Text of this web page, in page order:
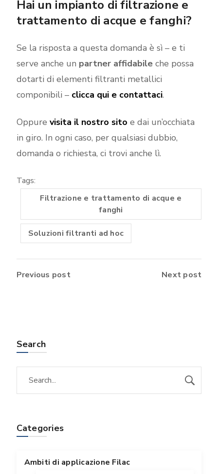
Hai un impianto di filtrazione e
trattamento di acque e fanghi?
Se la risposta a questa domanda è sì – e ti
serve anche un partner affidabileche possa
dotarti di elementi filtranti metallici
componibili – clicca qui e contattaci.
Oppure visita il nostro sito e dai un’occhiata
in giro. In ogni caso, per qualsiasi dubbio,
domanda o richiesta, ci trovi anche lì.
Tags:
Filtrazione e trattamento di acque e
fanghi
Soluzioni filtranti ad hoc
Previous post Next post
Search
Categories
Ambiti di applicazione Filac